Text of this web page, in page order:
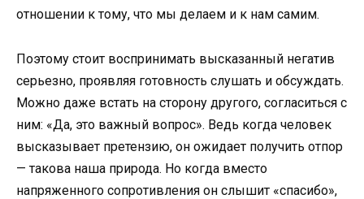
отношении к тому, что мы делаем и к нам самим.
Поэтому стоит воспринимать высказанный негатив
серьезно, проявляя готовность слушать и обсуждать.
Можно даже встать на сторону другого, согласиться с
ним: «Да, это важный вопрос». Ведь когда человек
высказывает претензию, он ожидает получить отпор
— такова наша природа. Но когда вместо
напряженного сопротивления он слышит «спасибо»,